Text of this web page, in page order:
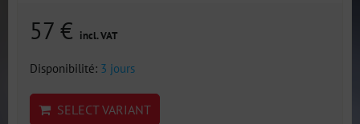
57 € incl. VAT
Disponibilité: 3 jours
SELECT VARIANT